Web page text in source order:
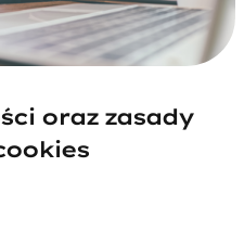
oraz zasady